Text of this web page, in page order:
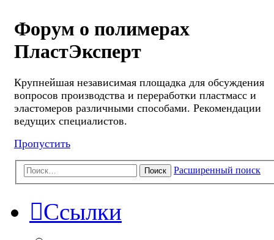
Форум о полимерах
ПластЭксперт
Крупнейшая независимая площадка для обсуждения
вопросов производства и переработки пластмасс и
эластомеров различными способами. Рекомендации
ведущих специалистов.
Пропустить
Поиск Расширенный поиск
Ссылки